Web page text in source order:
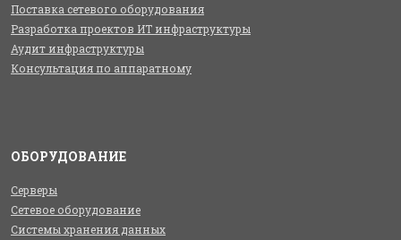
Поставка сетевого оборудования
Разработка проектов ИТ инфраструктуры
Аудит инфраструктуры
Консультация по аппаратному
ОБОРУДОВАНИЕ
Серверы
Сетевое оборудование
Системы хранения данных